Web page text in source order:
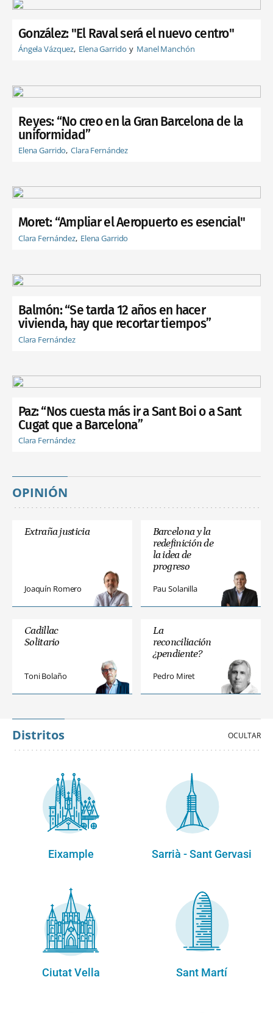
González: "El Raval será el nuevo centro"
Ángela Vázquez Elena Garrido Manel Manchón
Reyes: “No creo en la Gran Barcelona de la
uniformidad”
Elena Garrido Clara Fernández
Moret: “Ampliar el Aeropuerto es esencial"
Clara Fernández Elena Garrido
Balmón: “Se tarda 12 años en hacer
vivienda, hay que recortar tiempos”
Clara Fernández
Paz: “Nos cuesta más ir a Sant Boi o a Sant
Cugat que a Barcelona”
Clara Fernández
OPINIÓN
Extraña justicia
Joaquín Romero
Barcelona y la
redefinición de
la idea de
progreso
Pau Solanilla
Cadillac
Solitario
Toni Bolaño
La
reconciliación
¿pendiente?
Pedro Miret
Distritos
Eixample Sarrià - Sant Gervasi
Ciutat Vella Sant Martí